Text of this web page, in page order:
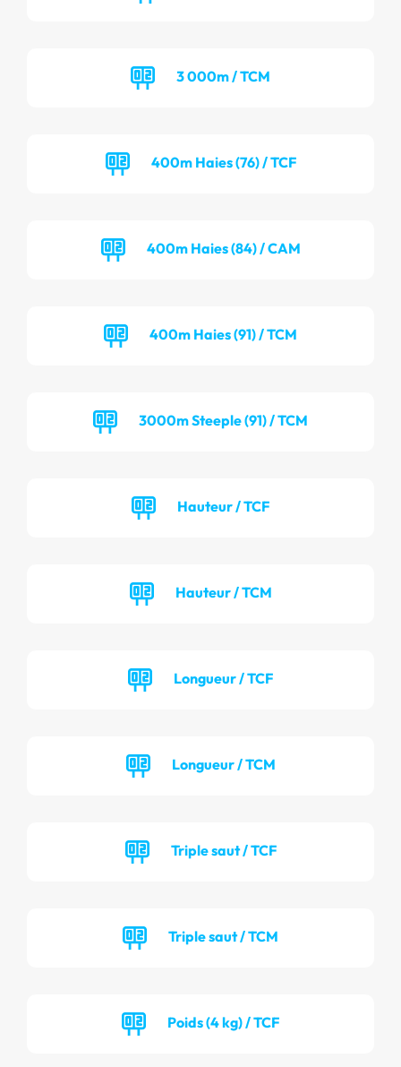
3 000m / TCM
400m Haies (76) / TCF
400m Haies (84) / CAM
400m Haies (91) / TCM
3000m Steeple (91) / TCM
Hauteur / TCF
Hauteur / TCM
Longueur / TCF
Longueur / TCM
Triple saut / TCF
Triple saut / TCM
Poids (4 kg) / TCF